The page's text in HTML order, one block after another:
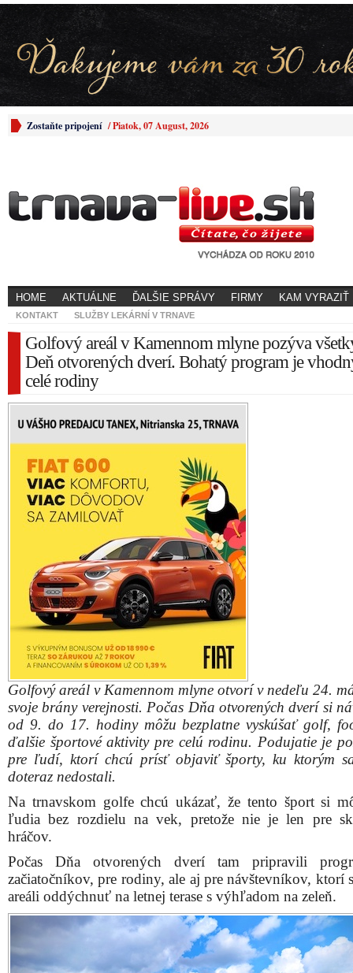
Zostaňte pripojení /Piatok, 07 August, 2026
HOME AKTUÁLNE ĎALŠIE SPRÁVY FIRMY KAM VYRAZIŤ
KONTAKT SLUŽBY LEKÁRNÍ V TRNAVE
Golfový areál v Kamennom mlyne pozýva
Deň otvorených dverí. Bohatý program je
celé rodiny
Golfový areál v Kamennom mlyne otvorí v nedeľu 24.
svoje brány verejnosti. Počas Dňa otvorených dverí si
od 9. do 17. hodiny môžu bezplatne vyskúšať golf,
ďalšie športové aktivity pre celú rodinu. Podujatie je
pre ľudí, ktorí chcú prísť objaviť športy, ku ktorým
doteraz nedostali.
Na trnavskom golfe chcú ukázať, že tento šport si
ľudia bez rozdielu na vek, pretože nie je len pre
hráčov.
Počas Dňa otvorených dverí tam pripravili
začiatočníkov, pre rodiny, ale aj pre návštevníkov, ktorí
areáli oddýchnuť na letnej terase s výhľadom na zeleň.